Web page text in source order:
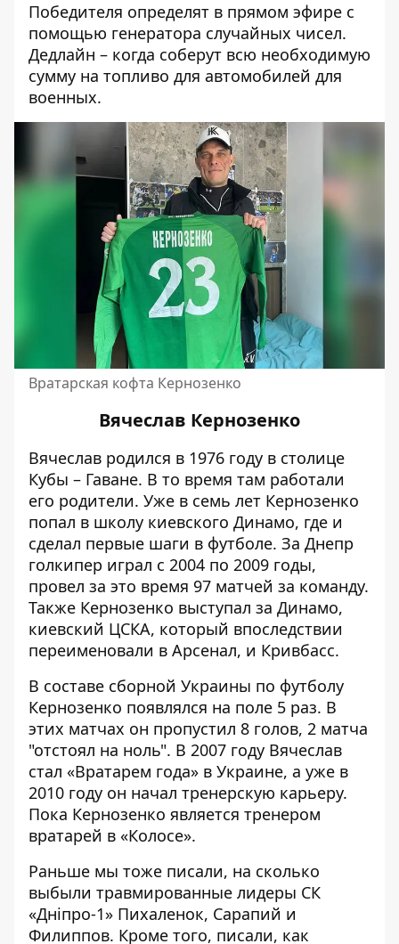
Победителя определят в прямом эфире с
помощью генератора случайных чисел.
Дедлайн – когда соберут всю необходимую
сумму на топливо для автомобилей для
военных.
Вратарская кофта Кернозенко
Вячеслав Кернозенко
Вячеслав родился в 1976 году в столице
Кубы – Гаване. В то время там работали
его родители. Уже в семь лет Кернозенко
попал в школу киевского Динамо, где и
сделал первые шаги в футболе. За Днепр
голкипер играл с 2004 по 2009 годы,
провел за это время 97 матчей за команду.
Также Кернозенко выступал за Динамо,
киевский ЦСКА, который впоследствии
переименовали в Арсенал, и Кривбасс.
В составе сборной Украины по футболу
Кернозенко появлялся на поле 5 раз. В
этих матчах он пропустил 8 голов, 2 матча
"отстоял на ноль". В 2007 году Вячеслав
стал «Вратарем года» в Украине, а уже в
2010 году он начал тренерскую карьеру.
Пока Кернозенко является тренером
вратарей в «Колосе».
Раньше мы тоже писали, на сколько
выбыли травмированные лидеры СК
«Дніпро-1» Пихаленок, Сарапий и
Филиппов. Кроме того, писали, как